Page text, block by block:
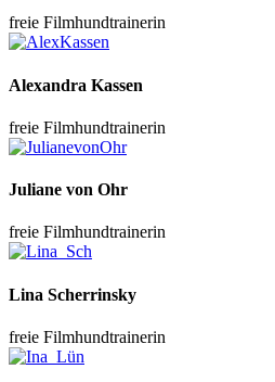
freie Filmhundtrainerin
Alexandra Kassen
freie Filmhundtrainerin
Juliane von Ohr
freie Filmhundtrainerin
Lina Scherrinsky
freie Filmhundtrainerin